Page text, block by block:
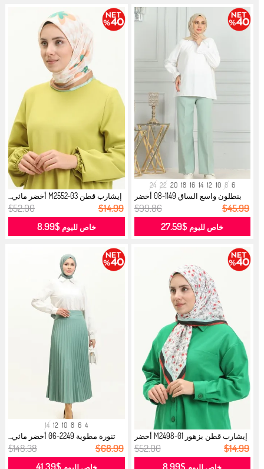
6
8
10
12
14
16
18
20
22
24
بنطلون واسع الساق 1149-08 أخضر
مائي...
$99.86 $45.99
خاص لليوم $27.59
إيشارب قطن M2552-03 أخضر مائي...
$52.00 $14.99
خاص لليوم$8.99
إيشارب قطن بزهور M2498-01 أخضر
مائي...
$52.00 $14.99
خاص لليوم $8.99
4
6
8
10
12
14
تنورة مطوية 2249-06 أخضر مائي...
$148.38 $68.99
خاص لليوم$41.39